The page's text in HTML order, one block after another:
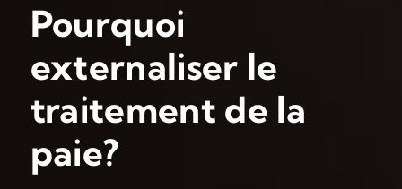
Pourquoi
externaliser le
traitement de la
paie?